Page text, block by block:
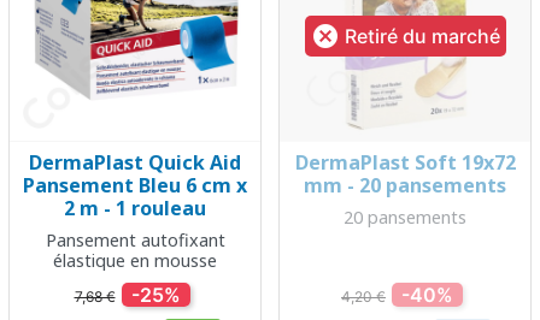
DermaPlast Quick Aid
Pansement Bleu 6 cm x
2 m - 1 rouleau
Pansement autofixant
élastique en mousse
7,68 € -25%
 Retiré du marché
DermaPlast Soft 19x72
mm - 20 pansements
20 pansements
4,20 € -40%